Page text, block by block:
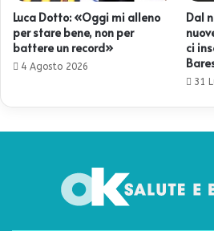
Luca Dotto: «Oggi mi alleno
per stare bene, non per
battere un record»
4 Agosto 2026
Dal
ci
31